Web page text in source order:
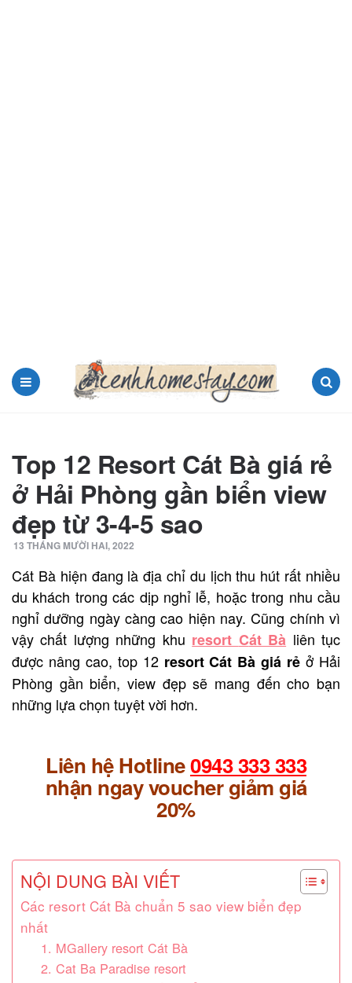
Top 12 Resort Cát Bà giá rẻ
ở Hải Phòng gần biển view
đẹp từ 3-4-5 sao
13 THÁNG MƯỜI HAI, 2022
Cát Bà hiện đang là địa chỉ du lịch thu hút rất nhiều
du khách trong các dịp nghỉ lễ, hoặc trong nhu cầu
nghỉ dưỡng ngày càng cao hiện nay. Cũng chính vì
vậy chất lượng những khu resort Cát Bà liên tục
được nâng cao, top 12 resort Cát Bà giá rẻ ở Hải
Phòng gần biển, view đẹp sẽ mang đến cho bạn
những lựa chọn tuyệt vời hơn.
Liên hệ Hotline0943 333 333
nhận ngay voucher giảm giá
20%
NỘI DUNG BÀI VIẾT
Các resort Cát Bà chuẩn 5 sao view biển đẹp
nhất
1. MGallery resort Cát Bà
2. Cat Ba Paradise resort